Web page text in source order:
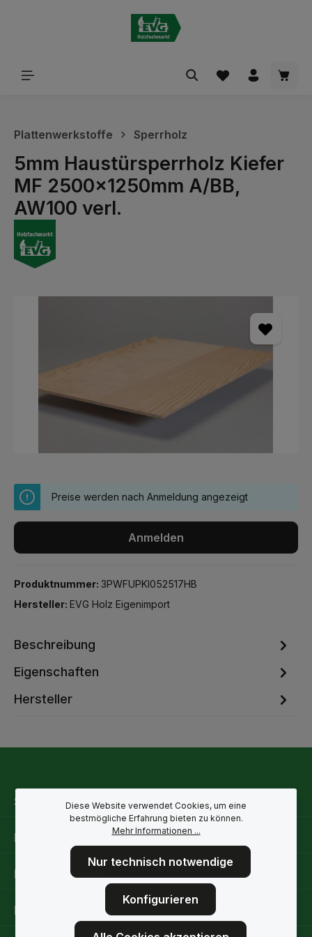
Plattenwerkstoffe Sperrholz
5mm Haustürsperrholz Kiefer
MF 2500x1250mm A/BB,
AW100 verl.
Preise werden nach Anmeldung angezeigt
Anmelden
Produktnummer: 3PWFUPKI052517HB
Hersteller: EVG Holz Eigenimport
Beschreibung
Eigenschaften
Hersteller
Service-Hotline
Rechtliche Hinweise
Informationen
Folge uns
Diese Website verwendet Cookies, um eine
bestmögliche Erfahrung bieten zu können.
Mehr Informationen ...
Nur technisch notwendige
Konfigurieren